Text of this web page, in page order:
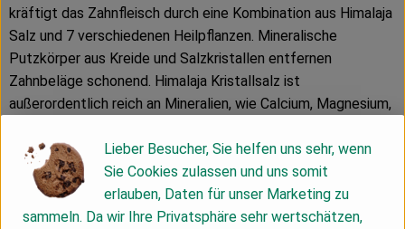
kräftigt das Zahnfleisch durch eine Kombination aus Himalaja
Salz und 7 verschiedenen Heilpflanzen. Mineralische
Putzkörper aus Kreide und Salzkristallen entfernen
Zahnbeläge schonend. Himalaja Kristallsalz ist
außerordentlich reich an Mineralien, wie Calcium, Magnesium,
in der Mund- und Zahnpflege. Es wirkt antibakteriell,
durchblutungsfördernd, regt den natürlichen Speichelfluss
an, unterstützt die Selbstreinigung und neutralisiert
schädliche Säuren.
Lieber Besucher, Sie helfen uns sehr, wenn
Sie Cookies zulassen und uns somit
erlauben, Daten für unser Marketing zu
sammeln. Da wir Ihre Privatsphäre sehr wertschätzen,